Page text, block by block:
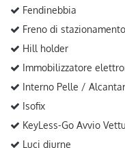
Fendinebbia
Freno di
Hill holder
Immobilizzatore
Interno Pelle /
Isofix
KeyLess-Go Avvio
Luci diurne